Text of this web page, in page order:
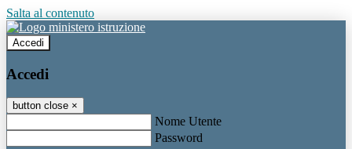
Salta al contenuto
Accedi
Accedi
button close ×
Nome Utente
Password